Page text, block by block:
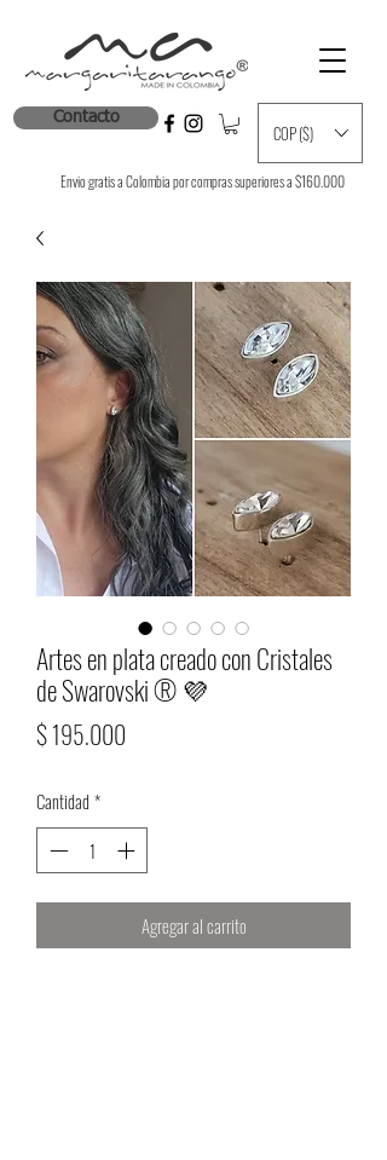
Contacto
COP ($)
Envio gratis a Colombia por compras superiores a $160.000
Artes en plata creado con Cristales
de Swarovski ®️ 💜
$ 195.000
Cantidad *
Agregar al carrito